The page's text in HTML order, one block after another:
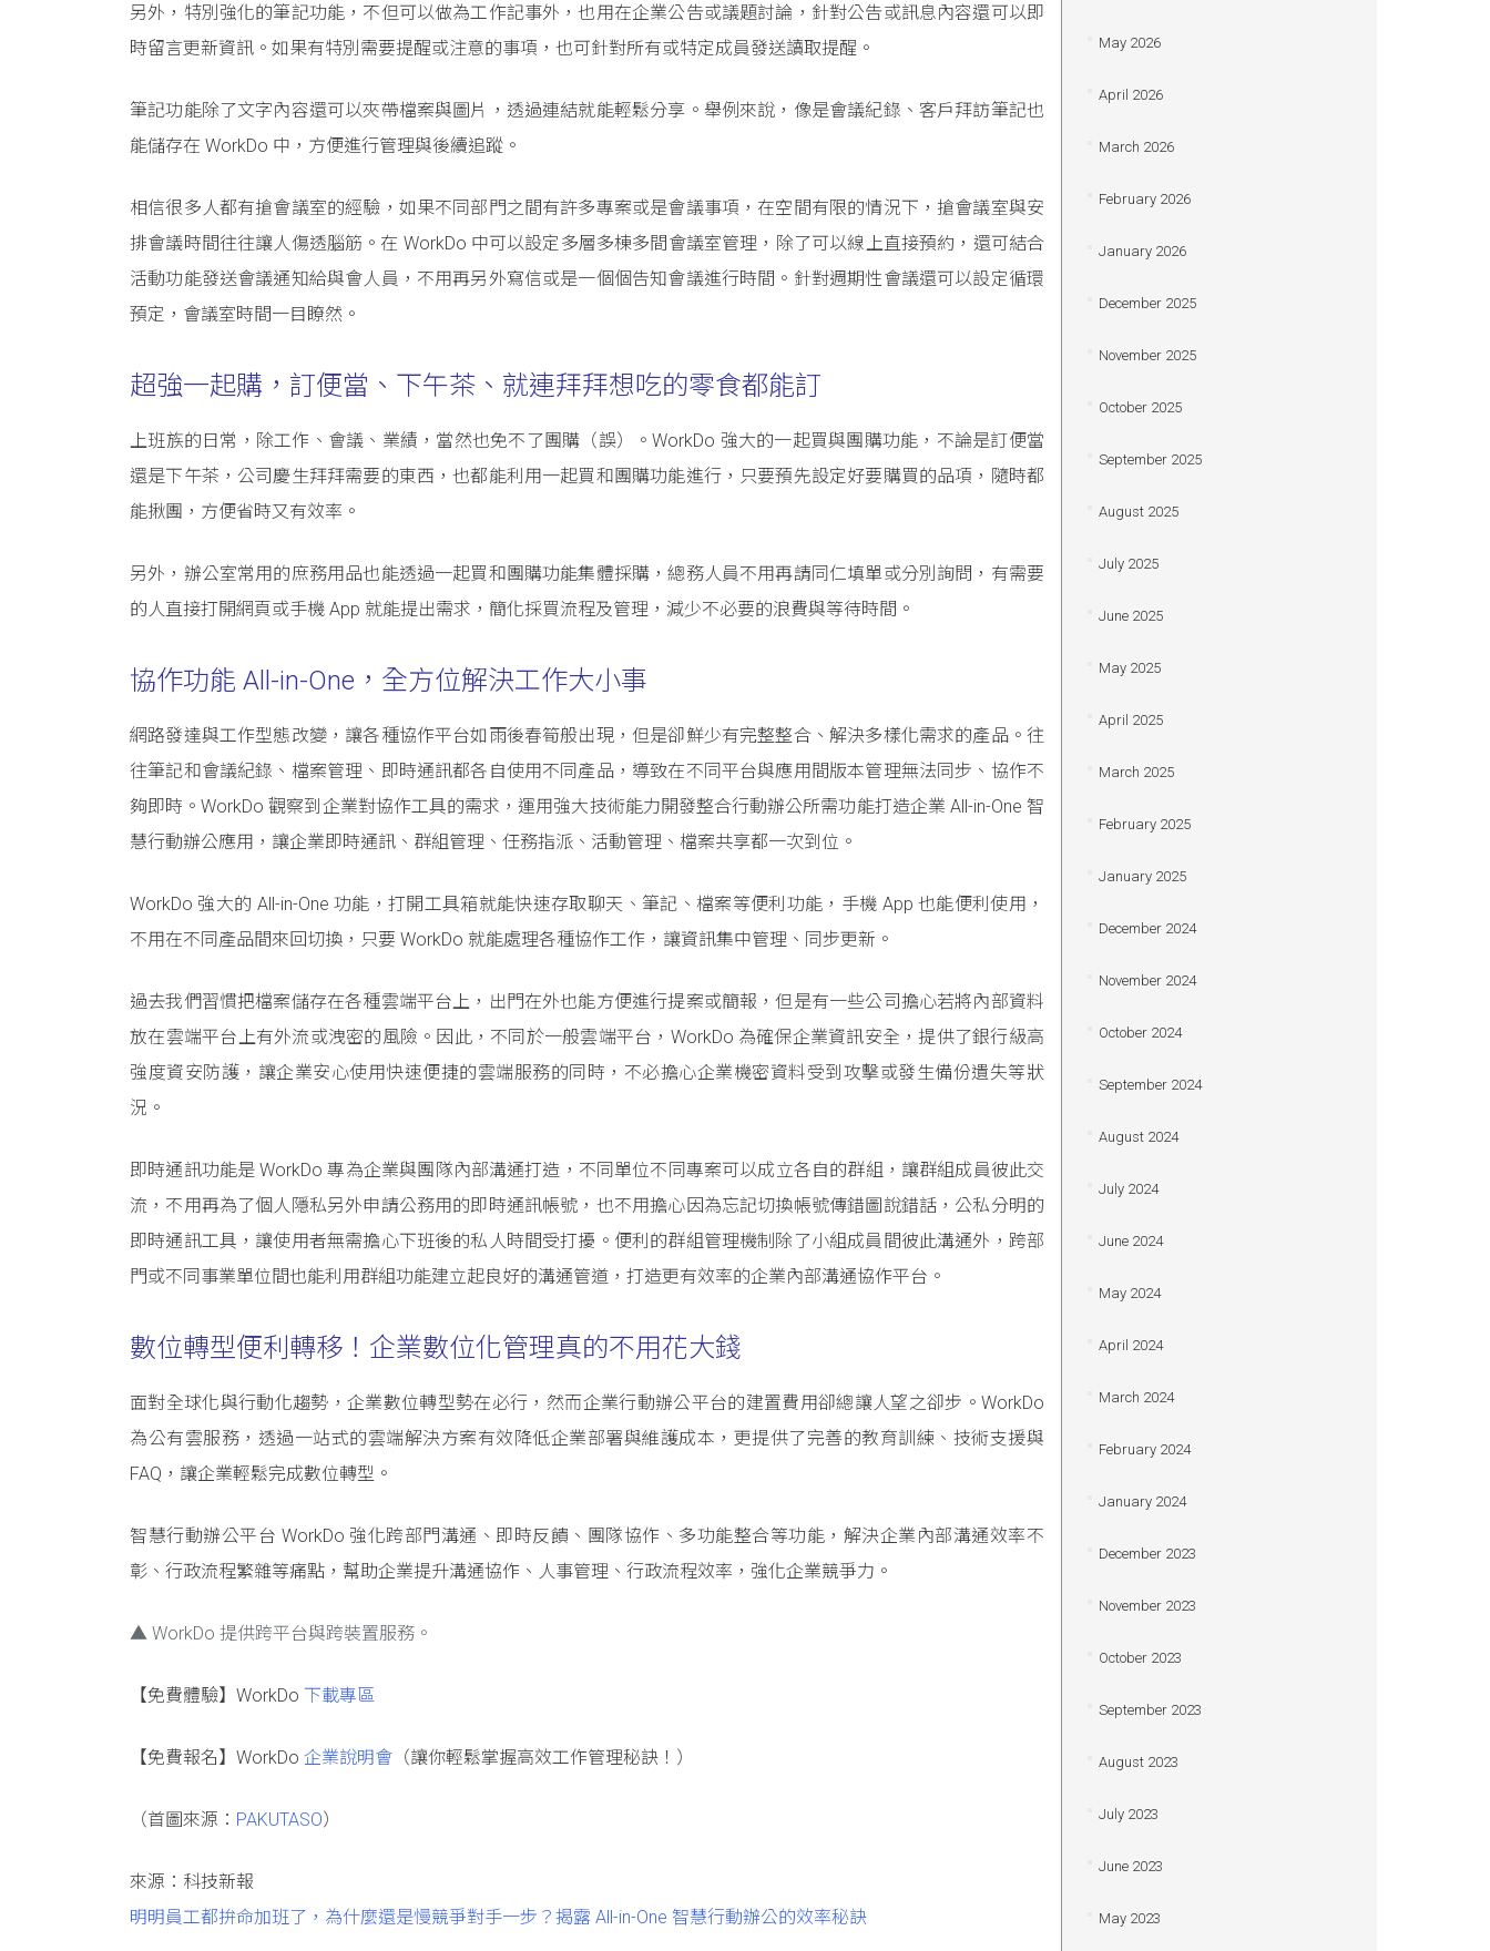
另外，特別強化的筆記功能，不但可以做為工作記事外，也用在企業公告或議題討論，針對公告或訊息內容還可以即
時留言更新資訊。如果有特別需要提醒或注意的事項，也可針對所有或特定成員發送讀取提醒。
筆記功能除了文字內容還可以夾帶檔案與圖片，透過連結就能輕鬆分享。舉例來說，像是會議紀錄、客戶拜訪筆記也
能儲存在 WorkDo 中，方便進行管理與後續追蹤。
相信很多人都有搶會議室的經驗，如果不同部門之間有許多專案或是會議事項，在空間有限的情況下，搶會議室與安
排會議時間往往讓人傷透腦筋。在 WorkDo 中可以設定多層多棟多間會議室管理，除了可以線上直接預約，還可結合
活動功能發送會議通知給與會人員，不用再另外寫信或是一個個告知會議進行時間。針對週期性會議還可以設定循環
預定，會議室時間一目瞭然。
超強一起購，訂便當、下午茶、就連拜拜想吃的零食都能訂
上班族的日常，除工作、會議、業績，當然也免不了團購（誤）。WorkDo 強大的一起買與團購功能，不論是訂便當
還是下午茶，公司慶生拜拜需要的東西，也都能利用一起買和團購功能進行，只要預先設定好要購買的品項，隨時都
能揪團，方便省時又有效率。
另外，辦公室常用的庶務用品也能透過一起買和團購功能集體採購，總務人員不用再請同仁填單或分別詢問，有需要
的人直接打開網頁或手機 App 就能提出需求，簡化採買流程及管理，減少不必要的浪費與等待時間。
協作功能 All-in-One，全方位解決工作大小事
網路發達與工作型態改變，讓各種協作平台如雨後春筍般出現，但是卻鮮少有完整整合、解決多樣化需求的產品。往
往筆記和會議紀錄、檔案管理、即時通訊都各自使用不同產品，導致在不同平台與應用間版本管理無法同步、協作不
夠即時。WorkDo 觀察到企業對協作工具的需求，運用強大技術能力開發整合行動辦公所需功能打造企業 All-in-One 智
慧行動辦公應用，讓企業即時通訊、群組管理、任務指派、活動管理、檔案共享都一次到位。
WorkDo 強大的 All-in-One 功能，打開工具箱就能快速存取聊天、筆記、檔案等便利功能，手機 App 也能便利使用，
不用在不同產品間來回切換，只要 WorkDo 就能處理各種協作工作，讓資訊集中管理、同步更新。
過去我們習慣把檔案儲存在各種雲端平台上，出門在外也能方便進行提案或簡報，但是有一些公司擔心若將內部資料
放在雲端平台上有外流或洩密的風險。因此，不同於一般雲端平台，WorkDo 為確保企業資訊安全，提供了銀行級高
強度資安防護，讓企業安心使用快速便捷的雲端服務的同時，不必擔心企業機密資料受到攻擊或發生備份遺失等狀
況。
即時通訊功能是 WorkDo 專為企業與團隊內部溝通打造，不同單位不同專案可以成立各自的群組，讓群組成員彼此交
流，不用再為了個人隱私另外申請公務用的即時通訊帳號，也不用擔心因為忘記切換帳號傳錯圖說錯話，公私分明的
即時通訊工具，讓使用者無需擔心下班後的私人時間受打擾。便利的群組管理機制除了小組成員間彼此溝通外，跨部
門或不同事業單位間也能利用群組功能建立起良好的溝通管道，打造更有效率的企業內部溝通協作平台。
數位轉型便利轉移！企業數位化管理真的不用花大錢
面對全球化與行動化趨勢，企業數位轉型勢在必行，然而企業行動辦公平台的建置費用卻總讓人望之卻步。WorkDo
為公有雲服務，透過一站式的雲端解決方案有效降低企業部署與維護成本，更提供了完善的教育訓練、技術支援與
FAQ，讓企業輕鬆完成數位轉型。
智慧行動辦公平台 WorkDo 強化跨部門溝通、即時反饋、團隊協作、多功能整合等功能，解決企業內部溝通效率不
彰、行政流程繁雜等痛點，幫助企業提升溝通協作、人事管理、行政流程效率，強化企業競爭力。
▲ WorkDo 提供跨平台與跨裝置服務。
【免費體驗】WorkDo 下載專區
【免費報名】WorkDo 企業說明會 （讓你輕鬆掌握高效工作管理秘訣！）
（首圖來源： PAKUTASO）
來源：科技新報
明明員工都拚命加班了，為什麼還是慢競爭對手一步？揭露 All-in-One 智慧行動辦公的效率秘訣
May 2026
April 2026
March 2026
February 2026
January 2026
December 2025
November 2025
October 2025
September 2025
August 2025
July 2025
June 2025
May 2025
April 2025
March 2025
February 2025
January 2025
December 2024
November 2024
October 2024
September 2024
August 2024
July 2024
June 2024
May 2024
April 2024
March 2024
February 2024
January 2024
December 2023
November 2023
October 2023
September 2023
August 2023
July 2023
June 2023
May 2023